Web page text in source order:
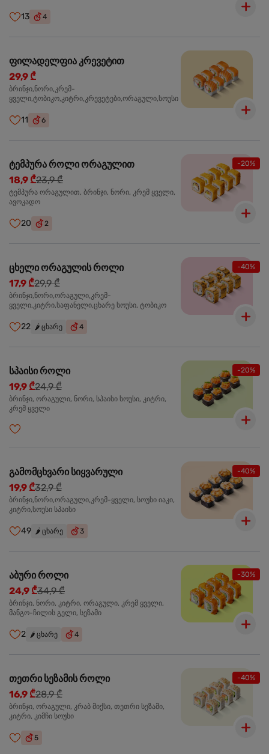
შებოლილი ქათმის ფილე
13 4
ფილადელფია კრევეტით
29,9 ₾
ბრინჯი,ნორი,კრემ-
ყველი,ტობიკო,კიტრი,კრევეტები,ორაგული,სოუსი
11 6
-20%
ტემპურა როლი ორაგულით
18,9 ₾23,9 ₾
ტემპურა ორაგულით, ბრინჯი, ნორი, კრემ ყველი,
ავოკადო
20 2
-40%
ცხელი ორაგულის როლი
17,9 ₾29,9 ₾
ბრინჯი,ნორი,ორაგული,კრემ-
ყველი,კიტრი,საფანელი,ცხარე სოუსი, ტობიკო
22 🌶️ ცხარე 4
-20%
სპაისი როლი
19,9 ₾24,9 ₾
ბრინჯი, ორაგული, ნორი, სპაისი სოუსი, კიტრი,
კრემ ყველი
-40%
გამომცხვარი სიყვარული
19,9 ₾32,9 ₾
ბრინჯი,ნორი,ორაგული,კრემ-ყველი, სოუსი იაკი,
კიტრი,სოუსი სპაისი
49 🌶️ ცხარე 3
-30%
აბური როლი
24,9 ₾34,9 ₾
ბრინჯი, ნორი, კიტრი, ორაგული, კრემ ყველი,
მანგო-ჩილის გელი, სეზამი
2 🌶️ ცხარე 4
-40%
თეთრი სეზამის როლი
16,9 ₾28,9 ₾
ბრინჯი, ორაგული, კრაბ მიქსი, თეთრი სეზამი,
კიტრი, კიმჩი სოუსი
5